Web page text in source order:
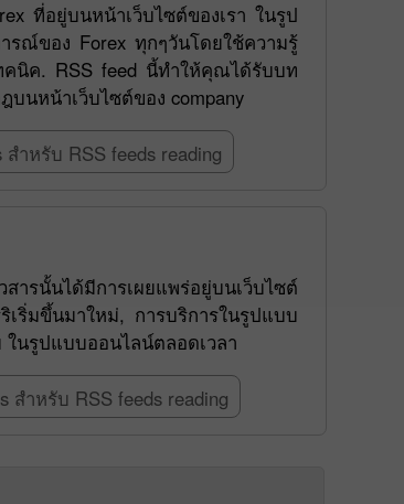
ที่อยู่บนหน้าเว็บไซต์ของเรา ในรูป
รณ์ของ Forex ทุกๆวันโดยใช้ความรู้
คนิค. RSS feed นี้ทำให้คุณได้รับบท
นหน้าเว็บไซต์ของ company
ำหรับ RSS feeds reading
ารนั้นได้มีการเผยแพร่อยู่บนเว็บไซต์
เริ่มขึ้นมาใหม่, การบริการในรูปแบบ
นรูปแบบออนไลน์ตลอดเวลา
สำหรับ RSS feeds reading